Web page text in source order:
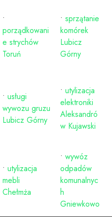
•
porządkowani
e strychów
Toruń
• sprzątanie
komórek
Lubicz
Górny
• usługi
wywozu gruzu
Lubicz Górny
• utylizacja
elektroniki
Aleksandró
w Kujawski
• utylizacja
mebli
Chełmża
• wywóz
odpadów
komunalnyc
h
Gniewkowo